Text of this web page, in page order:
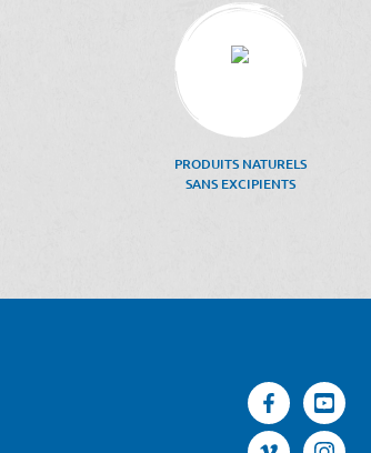
PRODUITS NATURELS
SANS EXCIPIENTS